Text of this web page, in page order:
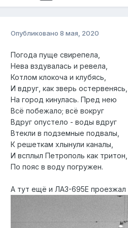
Опубликовано 8 мая, 2020
Погода пуще свирепела,
Нева вздувалась и ревела,
Котлом клокоча и клубясь,
И вдруг, как зверь
На город кинулась. Пред нею
Всё побежало; всё вокруг
Вдруг опустело - воды вдруг
Втекли в подземные подвалы,
К решеткам хлынули каналы,
И всплыл Петрополь как
По пояс в воду погружен.
А тут ещё и ЛАЗ-695Е проезжал